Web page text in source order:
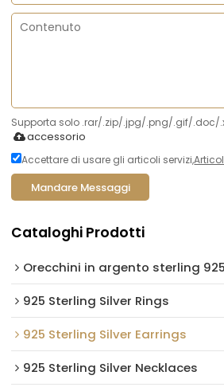
Supporta solo .rar/.zip/.jpg/.png/.gif/.doc/
accessorio
Accettare di usare gli articoli servizi,
Mandare Messaggi
Cataloghi Prodotti
Orecchini in argento sterling 925
925 Sterling Silver Rings
925 Sterling Silver Earrings
925 Sterling Silver Necklaces